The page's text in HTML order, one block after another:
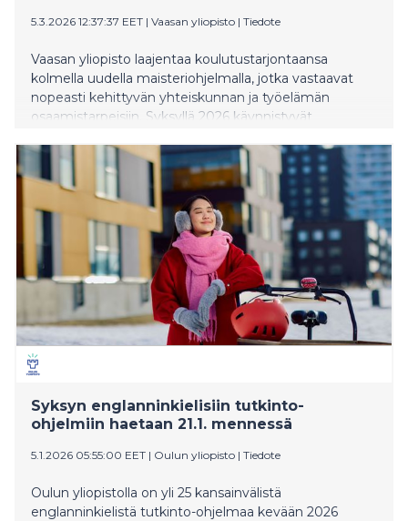
5.3.2026 12:37:37 EET | Vaasan yliopisto | Tiedote
Vaasan yliopisto laajentaa koulutustarjontaansa
kolmella uudella maisteriohjelmalla, jotka vastaavat
nopeasti kehittyvän yhteiskunnan ja työelämän
osaamistarpeisiin. Syksyllä 2026 käynnistyvät
Intelligence for Accounting and Finance sekä Artificial
Intelligence and Analytics. Uudet ohjelmat tarjoavat
opiskelijoille ajankohtaista osaamista, kansainvälisiä
näkökulmia ja vahvoja uramahdollisuuksia. Hakuaika
uusiin ohjelmiin on 2.–31. maaliskuuta 2026.
Syksyn englanninkielisiin tutkinto-
ohjelmiin haetaan 21.1. mennessä
5.1.2026 05:55:00 EET | Oulun yliopisto | Tiedote
Oulun yliopistolla on yli 25 kansainvälistä
englanninkielistä tutkinto-ohjelmaa kevään 2026